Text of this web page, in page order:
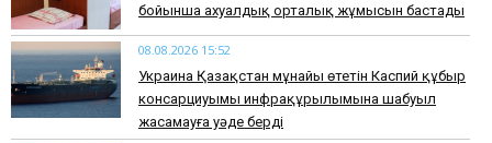
бойынша ахуалдық орталық жұмысын бастады
08.08.2026 15:52
Украина Қазақстан мұнайы өтетін Каспий құбыр
консарциуымы инфрақұрылымына шабуыл
жасамауға уәде берді